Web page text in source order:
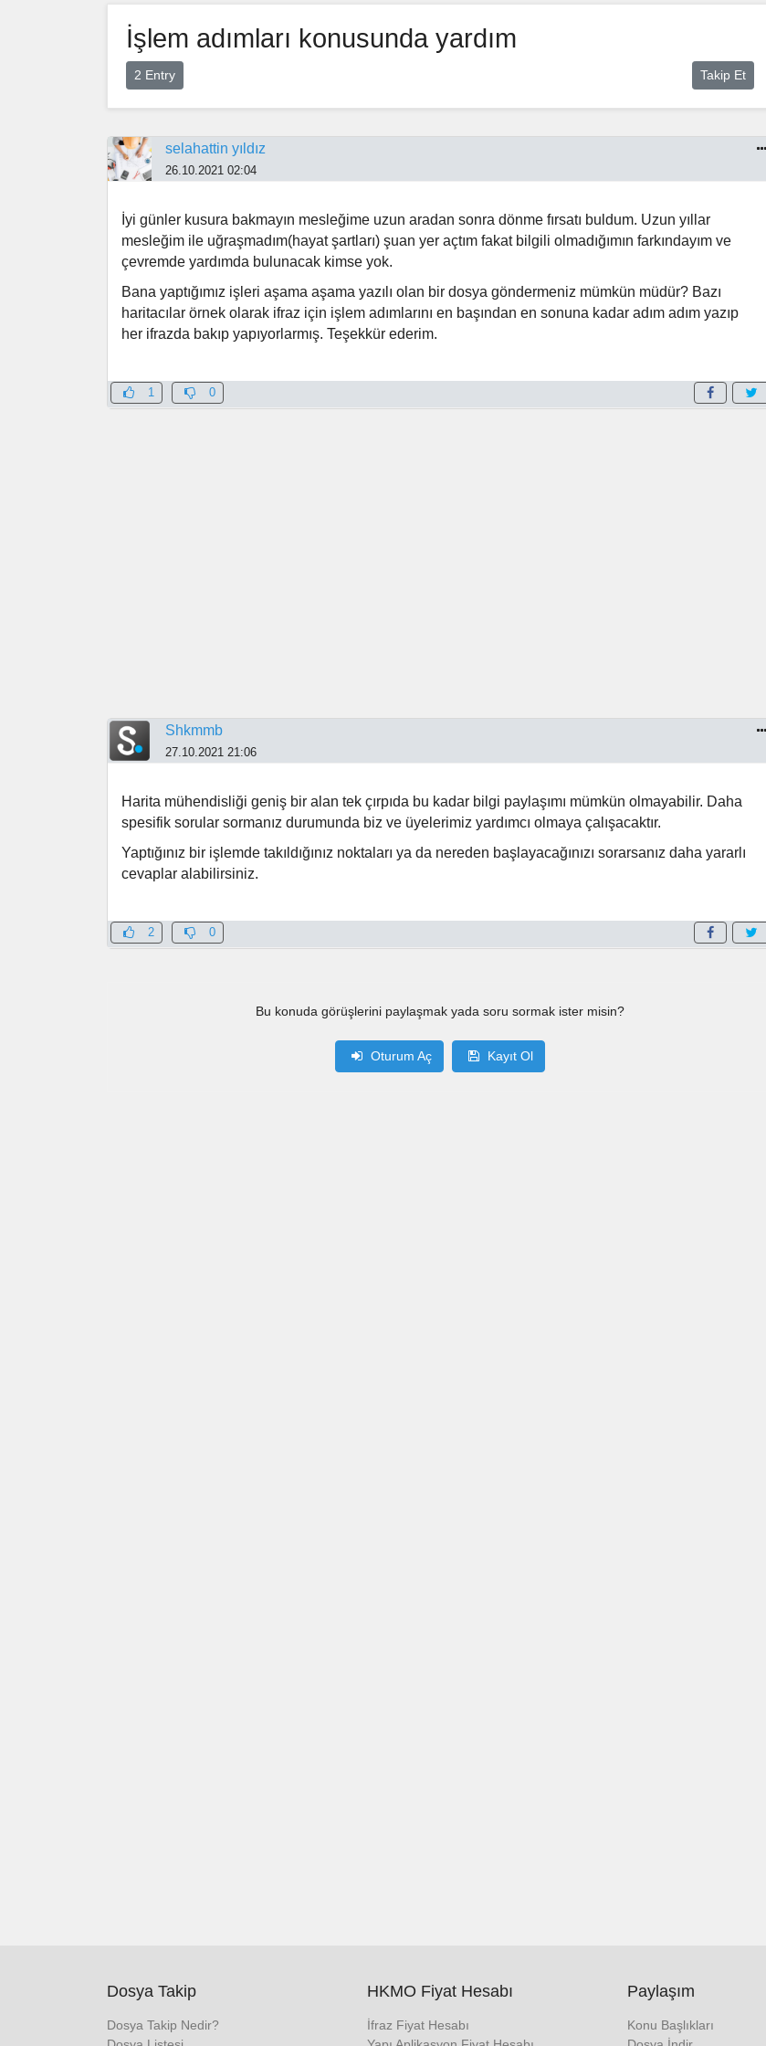
İşlem adımları konusunda yardım
Takip Et
2 Entry
selahattin yıldız
26.10.2021 02:04
İyi günler kusura bakmayın mesleğime uzun aradan sonra dönme fırsatı buldum. Uzun yıllar
mesleğim ile uğraşmadım(hayat şartları) şuan yer açtım fakat bilgili olmadığımın farkındayım ve
çevremde yardımda bulunacak kimse yok.
Bana yaptığımız işleri aşama aşama yazılı olan bir dosya göndermeniz mümkün müdür? Bazı
haritacılar örnek olarak ifraz için işlem adımlarını en başından en sonuna kadar adım adım yazıp
her ifrazda bakıp yapıyorlarmış. Teşekkür ederim.
1 0
Shkmmb
27.10.2021 21:06
Harita mühendisliği geniş bir alan tek çırpıda bu kadar bilgi paylaşımı mümkün olmayabilir. Daha
spesifik sorular sormanız durumunda biz ve üyelerimiz yardımcı olmaya çalışacaktır.
Yaptığınız bir işlemde takıldığınız noktaları ya da nereden başlayacağınızı sorarsanız daha yararlı
cevaplar alabilirsiniz.
2 0
Bu konuda görüşlerini paylaşmak yada soru sormak ister misin?
Oturum Aç Kayıt Ol
Dosya Takip
Dosya Takip Nedir?
HKMO Fiyat Hesabı
İfraz Fiyat Hesabı
Paylaşım
Konu Başlıkları